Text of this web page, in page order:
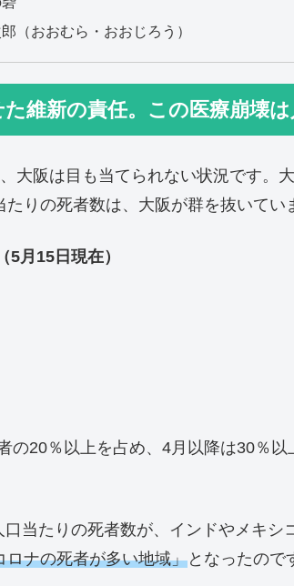
（おおむら・おおじろう）
維新の責任。この医療崩壊
大阪は目も当てられない状況です。
りの死者数は、大阪が群を抜いてい
月15日現在）
の20％以上を占め、4月以降は30％以
当たりの死者数が、インドやメキシ
ロナの死者が多い地域」となったので